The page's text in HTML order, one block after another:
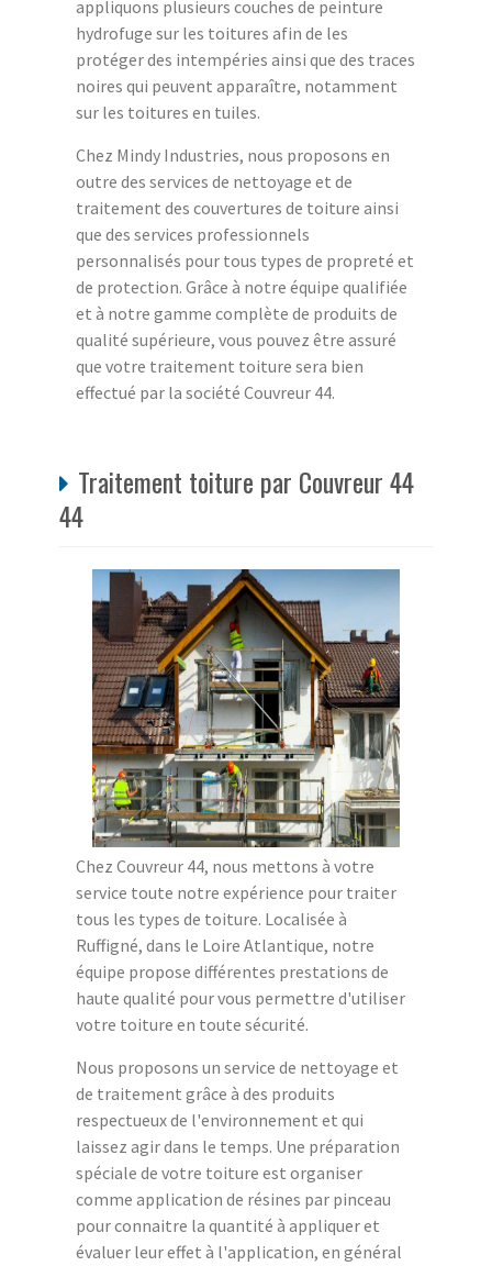
appliquons plusieurs couches de peinture
hydrofuge sur les toitures afin de les
protéger des intempéries ainsi que des traces
noires qui peuvent apparaître, notamment
sur les toitures en tuiles.
Chez Mindy Industries, nous proposons en
outre des services de nettoyage et de
traitement des couvertures de toiture ainsi
que des services professionnels
personnalisés pour tous types de propreté et
de protection. Grâce à notre équipe qualifiée
et à notre gamme complète de produits de
qualité supérieure, vous pouvez être assuré
que votre traitement toiture sera bien
effectué par la société Couvreur 44.
Traitement toiture par Couvreur 44
44
Chez Couvreur 44, nous mettons à votre
service toute notre expérience pour traiter
tous les types de toiture. Localisée à
Ruffigné, dans le Loire Atlantique, notre
équipe propose différentes prestations de
haute qualité pour vous permettre d'utiliser
votre toiture en toute sécurité.
Nous proposons un service de nettoyage et
de traitement grâce à des produits
respectueux de l'environnement et qui
laissez agir dans le temps. Une préparation
spéciale de votre toiture est organiser
comme application de résines par pinceau
pour connaitre la quantité à appliquer et
évaluer leur effet à l'application, en général